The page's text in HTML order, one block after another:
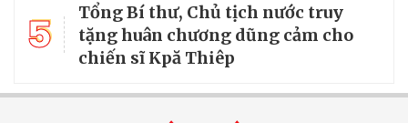
5
Tổng Bí thư, Chủ tịch nước truy
tặng huân chương dũng cảm cho
chiến sĩ Kpă Thiêp